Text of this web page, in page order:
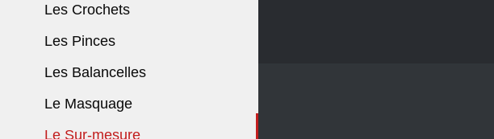
Les Crochets
Les Pinces
Les Balancelles
Le Masquage
Le Sur-mesure